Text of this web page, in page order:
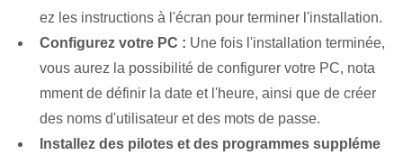
ez les instructions à l'écran pour terminer l'installation.
Configurez votre PC : Une fois l'installation terminée,
vous aurez la possibilité de configurer votre PC, nota
mment de définir la date et l'heure, ainsi que de créer
des noms d'utilisateur et des mots de passe.
Installez des pilotes et des programmes suppléme